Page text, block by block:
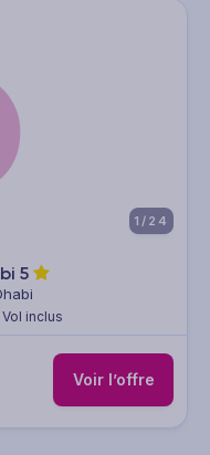
1/24
5
Vol inclus
Voir l’offre